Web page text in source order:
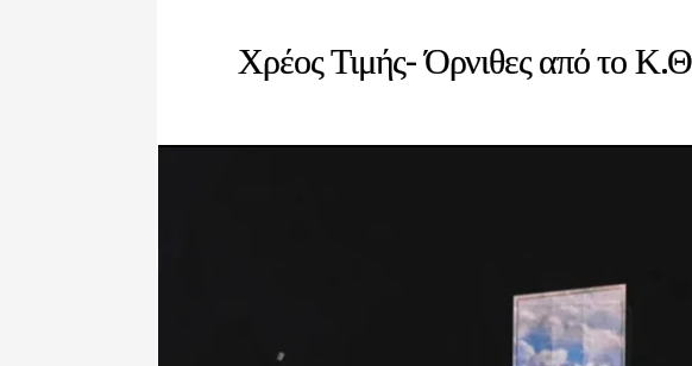
Χρέος Τιμής- Όρνιθες από το